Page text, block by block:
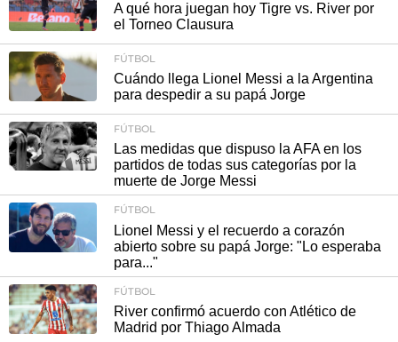
A qué hora juegan hoy Tigre vs. River por
el Torneo Clausura
FÚTBOL
Cuándo llega Lionel Messi a la Argentina
para despedir a su papá Jorge
FÚTBOL
Las medidas que dispuso la AFA en los
partidos de todas sus categorías por la
muerte de Jorge Messi
FÚTBOL
Lionel Messi y el recuerdo a corazón
abierto sobre su papá Jorge: "Lo esperaba
para..."
FÚTBOL
River confirmó acuerdo con Atlético de
Madrid por Thiago Almada